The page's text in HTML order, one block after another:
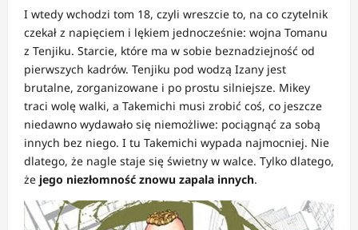
I wtedy wchodzi tom 18, czyli wreszcie to, na co czytelnik
czekał z napięciem i lękiem jednocześnie: wojna Tomanu
z Tenjiku. Starcie, które ma w sobie beznadziejność od
pierwszych kadrów. Tenjiku pod wodzą Izany jest
brutalne, zorganizowane i po prostu silniejsze. Mikey
traci wolę walki, a Takemichi musi zrobić coś, co jeszcze
niedawno wydawało się niemożliwe: pociągnąć za sobą
innych bez niego. I tu Takemichi wypada najmocniej. Nie
dlatego, że nagle staje się świetny w walce. Tylko dlatego,
że jego niezłomność znowu zapala innych.